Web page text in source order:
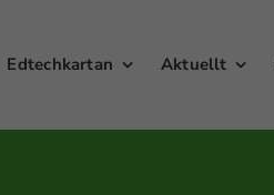
Edtechkartan Aktuellt